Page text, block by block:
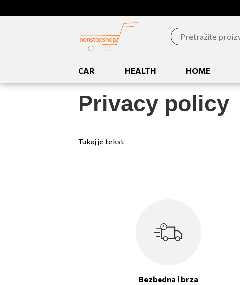
Search
for:
CAR HEALTH HOME
Privacy policy
Tukaj je tekst
Bezbedna i brza